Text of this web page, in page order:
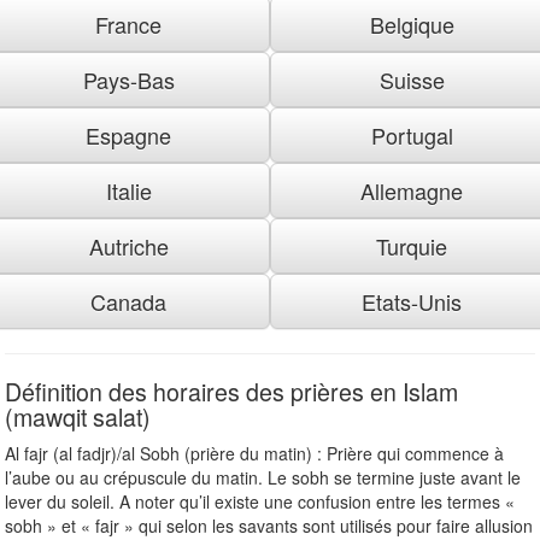
France
Belgique
Pays-Bas
Suisse
Espagne
Portugal
Italie
Allemagne
Autriche
Turquie
Canada
Etats-Unis
Définition des horaires des prières en Islam
(mawqit salat)
Al fajr (al fadjr)/al Sobh (prière du matin) : Prière qui commence à
l’aube ou au crépuscule du matin. Le sobh se termine juste avant le
lever du soleil. A noter qu’il existe une confusion entre les termes «
sobh » et « fajr » qui selon les savants sont utilisés pour faire allusion